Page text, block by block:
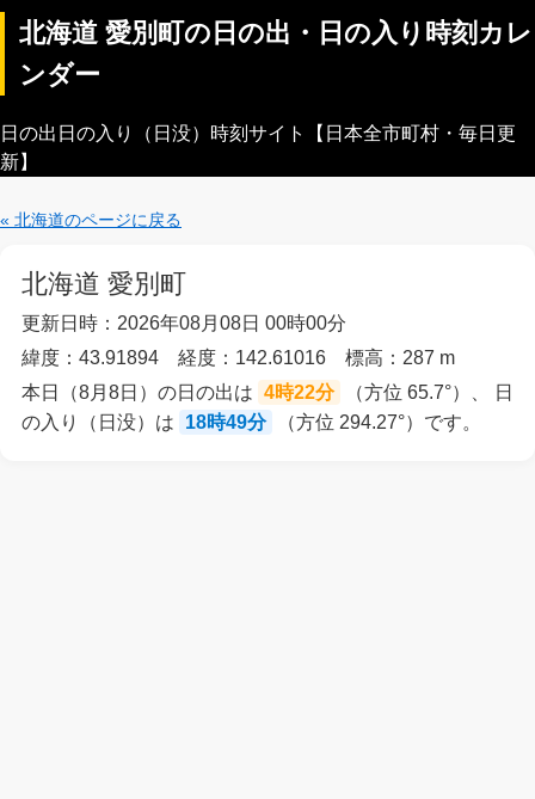
北海道 愛別町の日の出・日の入り時刻カレ
ンダー
日の出日の入り（日没）時刻サイト【日本全市町村・毎日更
新】
« 北海道のページに戻る
北海道 愛別町
更新日時：2026年08月08日 00時00分
緯度：43.91894 経度：142.61016 標高：287 m
本日（8月8日）の日の出は 4時22分
（方位 65.7°）、 日
の入り（日没）は
18時49分 （方位 294.27°）です。